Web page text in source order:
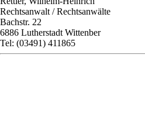
Rechtsanwalt / Rechtsanwälte
Bachstr. 22
6886 Lutherstadt Wittenber
Tel: (03491) 411865